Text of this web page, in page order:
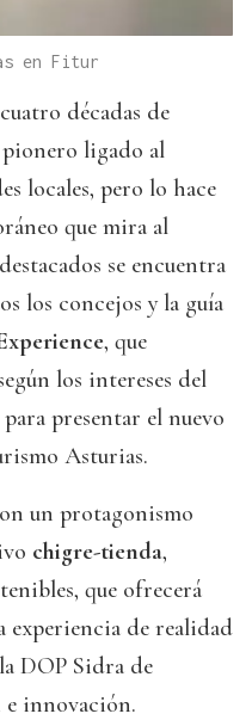
en Fitur
décadas de
ligado al
locales, pero lo hace
que mira al
se encuentra
los concejos y la guía
, que
los intereses del
presentar el nuevo
Asturias.
un protagonismo
chigre-tienda,
que ofrecerá
experiencia de realidad
DOP Sidra de
innovación.